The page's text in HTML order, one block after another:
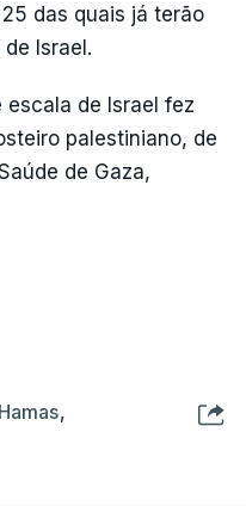
das quais já terão
Israel.
de Israel fez
palestiniano, de
de Gaza,
Hamas,